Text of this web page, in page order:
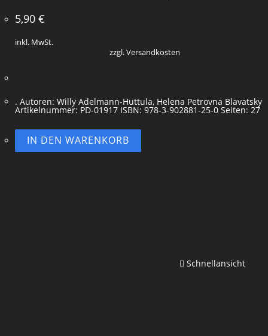
5,90 €
inkl. MwSt.
zzgl. Versandkosten
. Autoren: Willy Adelmann-Huttula, Helena Petrovna Blavatsky
Artikelnummer: PD-01917 ISBN: 978-3-902881-25-0 Seiten: 27
IN DEN WARENKORB
Schnellansicht